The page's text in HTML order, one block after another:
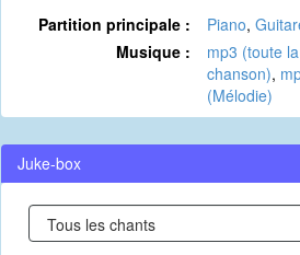
Partition principale : Piano,
Musique :
mp3 (toute
chanson),
(Mélodie)
Juke-box